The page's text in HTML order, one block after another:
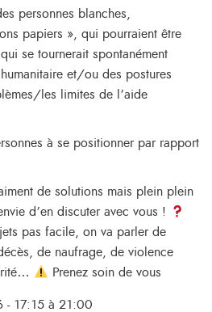
personnes blanches,
papiers », qui pourraient être
se tournerait spontanément
et/ou des postures
les limites de l’aide
à se positionner par rapport
de solutions mais plein plein
d’en discuter avec vous !
pas facile, on va parler de
de naufrage, de violence
Prenez soin de vous
- 17:15 à 21:00